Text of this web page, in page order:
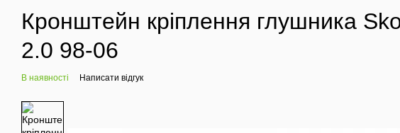
Кронштейн кріплення глушника
2.0 98-06
В наявності Написати відгук